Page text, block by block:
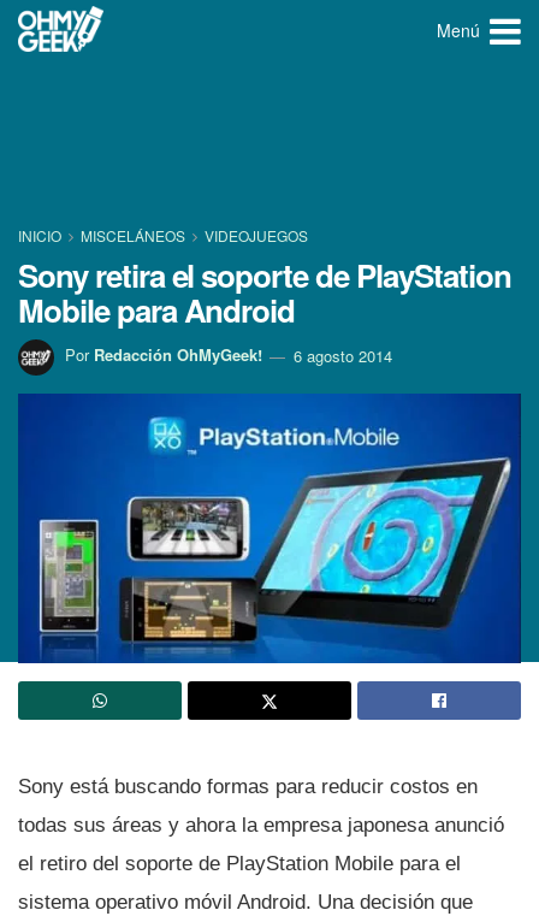
Menú
INICIO MISCELÁNEOS VIDEOJUEGOS
Sony retira el soporte de PlayStation
Mobile para Android
Por Redacción OhMyGeek! 6 agosto 2014
Sony está buscando formas para reducir costos en
todas sus áreas y ahora la empresa japonesa anunció
el retiro del soporte de PlayStation Mobile para el
sistema operativo móvil Android. Una decisión que